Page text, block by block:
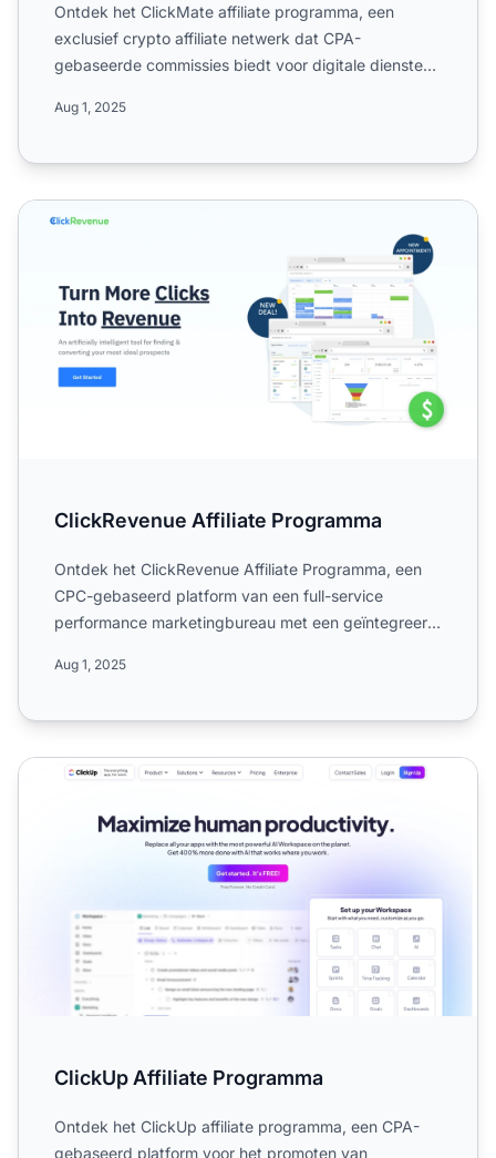
Ontdek het ClickMate affiliate programma, een
exclusief crypto affiliate netwerk dat CPA-
gebaseerde commissies biedt voor digitale diensten
Aug 1, 2025
ClickRevenue Affiliate Programma
ClickRevenue Affiliate Programma
Ontdek het ClickRevenue Affiliate Programma, een
CPC-gebaseerd platform van een full-service
performance marketingbureau met een geïntegreerd
Aug 1, 2025
ClickUp Affiliate Programma
ClickUp Affiliate Programma
Ontdek het ClickUp affiliate programma, een CPA-
gebaseerd platform voor het promoten van